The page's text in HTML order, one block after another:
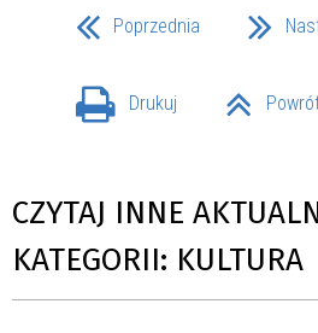
Poprzednia
Drukuj
CZYTAJ INNE
KATEGORII: KULTURA